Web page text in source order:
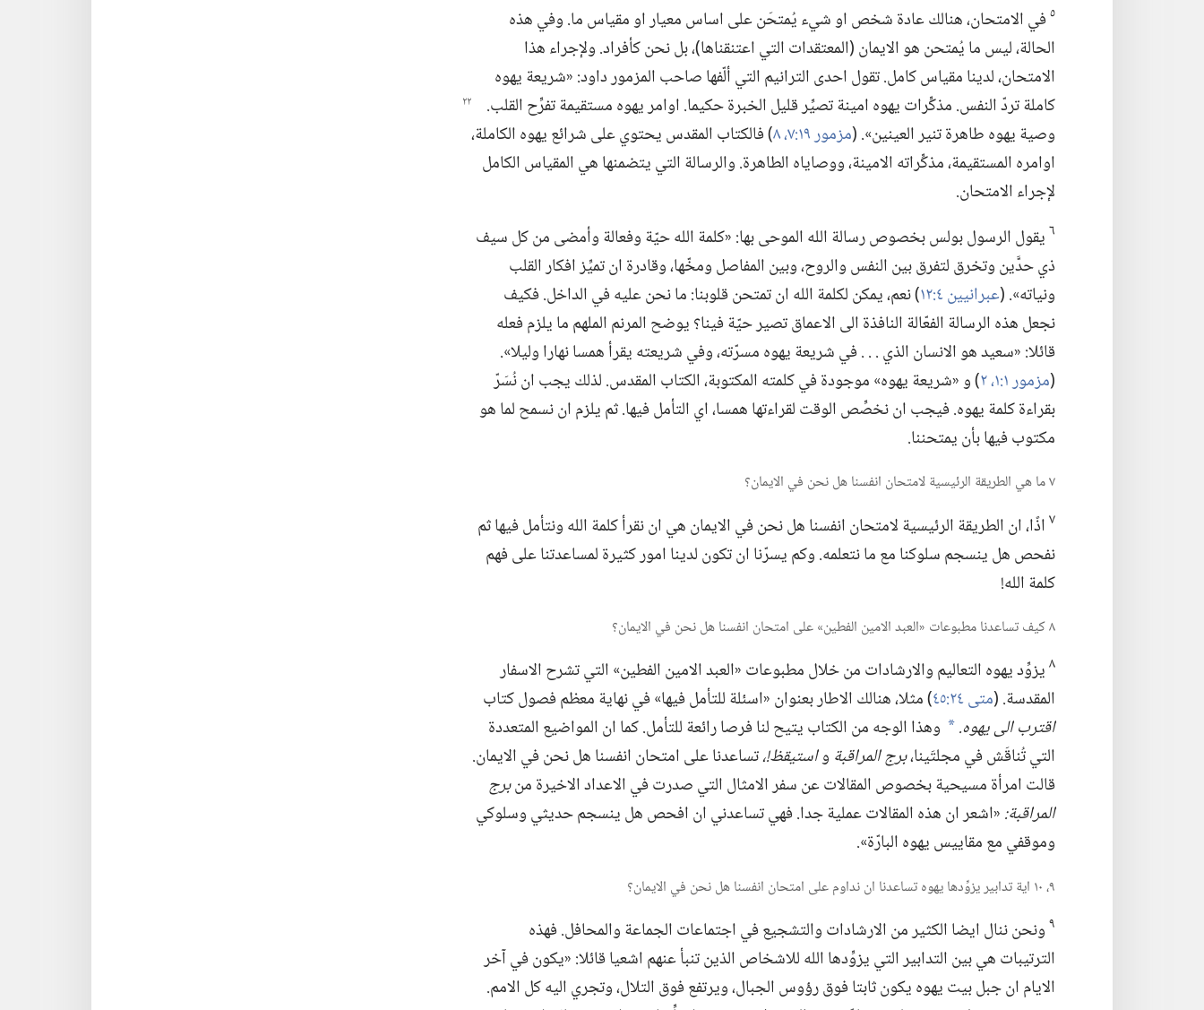
٥في الامتحان،‏ هنالك عادة شخص او شيء يُمتحَن على اساس معيار او مقياس ما.‏ وفي هذه
الحالة،‏ ليس ما يُمتحن هو الايمان (‏المعتقدات التي اعتنقناها)‏،‏ بل نحن كأفراد.‏ ولإجراء هذا
الامتحان،‏ لدينا مقياس كامل.‏ تقول احدى الترانيم التي ألّفها صاحب المزمور داود:‏ «شريعة يهوه
كاملة تردّ النفس.‏ مذكِّرات يهوه امينة تصيِّر قليل الخبرة حكيما.‏ اوامر يهوه مستقيمةتفرِّح القلب.‏
وصية يهوه طاهرة تنير العينين».‏ (‏مزمور ١٩:‏٧،‏ ٨
‏)‏ فالكتاب المقدس يحتوي على شرائع يهوه الكاملة،‏
اوامره المستقيمة،‏ مذكِّراته الامينة،‏ ووصاياه الطاهرة.‏ والرسالة التي يتضمنها هي المقياس الكامل
لإجراء الامتحان.‏
٦يقول الرسول بولس بخصوص رسالة الله الموحى بها:‏ «كلمة الله حيّة وفعالة وأمضى من كل سيف
ذي حدَّين وتخرق لتفرق بين النفس والروح،‏ وبين المفاصل ومخّها،‏ وقادرة ان تميِّز افكار القلب
ونياته».‏ (‏عبرانيين ٤:‏١٢
‏)‏ نعم،‏ يمكن لكلمة الله ان تمتحن قلوبنا:‏ ما نحن عليه في الداخل.‏ فكيف
نجعل هذه الرسالة الفعّالة النافذة الى الاعماق تصير حيّة فينا؟‏ يوضح المرنم الملهم ما يلزم فعله
قائلا:‏ «سعيد هو الانسان الذي .‏ .‏ .‏ في شريعة يهوه مسرّته،‏ وفي شريعته يقرأ همسا نهارا وليلا».‏
(‏مزمور ١:‏١،‏ ٢
‏)‏ و «شريعة يهوه» موجودة في كلمته المكتوبة،‏ الكتاب المقدس.‏ لذلك يجب ان نُسَرّ
بقراءة كلمة يهوه.‏ فيجب ان نخصِّص الوقت لقراءتها همسا،‏ اي التأمل فيها.‏ ثم يلزم ان نسمح لما هو
مكتوب فيها بأن يمتحننا.‏
٧ ما هي الطريقة الرئيسية لامتحان انفسنا هل نحن في الايمان؟‏
٧اذًا،‏ ان الطريقة الرئيسية لامتحان انفسنا هل نحن في الايمان هي ان نقرأ كلمة الله ونتأمل فيها ثم
نفحص هل ينسجم سلوكنا مع ما نتعلمه.‏ وكم يسرّنا ان تكون لدينا امور كثيرة لمساعدتنا على فهم
كلمة الله!‏
٨ كيف تساعدنا مطبوعات «العبد الامين الفطين» على امتحان انفسنا هل نحن في الايمان؟‏
٨يزوِّد يهوه التعاليم والارشادات من خلال مطبوعات «العبد الامين الفطين» التي تشرح الاسفار
المقدسة.‏ (‏متى ٢٤:‏٤٥
‏)‏ مثلا،‏ هنالك الاطار بعنوان «اسئلة للتأمل فيها» في نهاية معظم فصول كتاب
اقترب الى يهوه.‏ * وهذا الوجه من الكتاب يتيح لنا فرصا رائعة للتأمل.‏ كما ان المواضيع المتعددة
التي تُناقَش في مجلتَينا،‏برج المراقبة واستيقظ!‏،‏تساعدنا على امتحان انفسنا هل نحن في الايمان.‏
قالت امرأة مسيحية بخصوص المقالات عن سفر الامثال التي صدرت في الاعداد الاخيرة منبرج
المراقبة:‏‏«اشعر ان هذه المقالات عملية جدا.‏ فهي تساعدني ان افحص هل ينسجم حديثي وسلوكي
وموقفي مع مقاييس يهوه البارّة».‏
٩،‏ ١٠ اية تدابير يزوِّدها يهوه تساعدنا ان نداوم على امتحان انفسنا هل نحن في الايمان؟‏
٩ونحن ننال ايضا الكثير من الارشادات والتشجيع في اجتماعات الجماعة والمحافل.‏ فهذه
الترتيبات هي بين التدابير التي يزوِّدها الله للاشخاص الذين تنبأ عنهم اشعيا قائلا:‏ «يكون في آخر
الايام ان جبل بيت يهوه يكون ثابتا فوق رؤوس الجبال،‏ ويرتفع فوق التلال،‏ وتجري اليه كل الامم.‏